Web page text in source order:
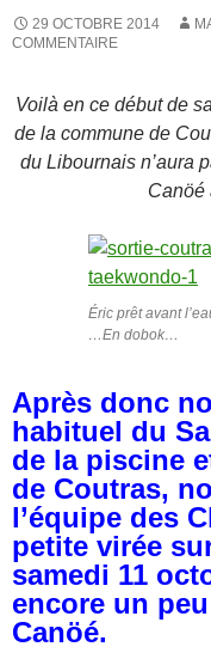
29 OCTOBRE 2014
COMMENTAIRE
Voilà en ce début de
de la commune de
du Libournais n’aura
Canöé
Éric prêt avant
…En dobok…
Après donc
habituel du
de la piscine
de Coutras,
l’équipe des
petite virée
samedi 11
encore un
Canöé.